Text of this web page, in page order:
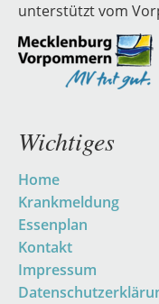
unterstützt vom
Wichtiges
Navigation
überspringen
Home
Krankmeldung
Essenplan
Kontakt
Impressum